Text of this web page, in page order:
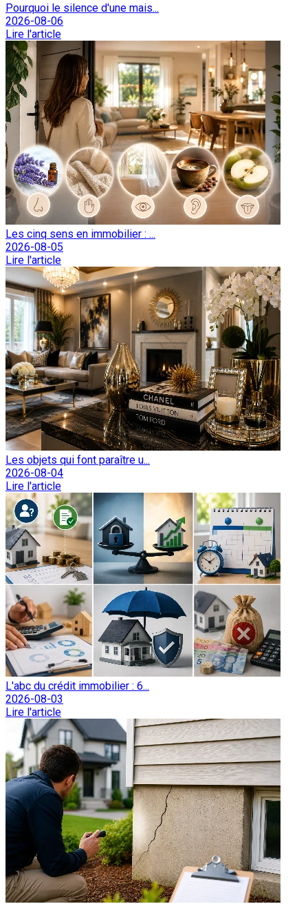
Pourquoi le silence d'une mais...
2026-08-06
Lire l'article
Les cinq sens en immobilier : ...
2026-08-05
Lire l'article
Les objets qui font paraître u...
2026-08-04
Lire l'article
L'abc du crédit immobilier : 6...
2026-08-03
Lire l'article